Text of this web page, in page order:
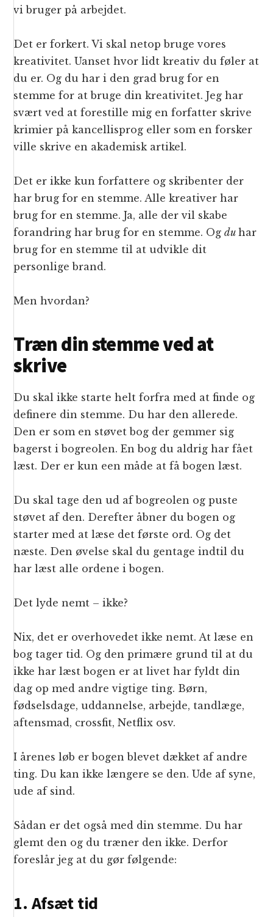
vi bruger på arbejdet.
Det er forkert. Vi skal netop bruge vores
kreativitet. Uanset hvor lidt kreativ du føler at
du er. Og du har i den grad brug for en
stemme for at bruge din kreativitet. Jeg har
svært ved at forestille mig en forfatter skrive
krimier på kancellisprog eller som en forsker
ville skrive en akademisk artikel.
Det er ikke kun forfattere og skribenter der
har brug for en stemme. Alle kreativer har
brug for en stemme. Ja, alle der vil skabe
forandring har brug for en stemme. Ogduhar
brug for en stemme til at udvikle dit
personlige brand.
Men hvordan?
Træn din stemme ved at
skrive
Du skal ikke starte helt forfra med at finde og
definere din stemme. Du har den allerede.
Den er som en støvet bog der gemmer sig
bagerst i bogreolen. En bog du aldrig har fået
læst. Der er kun een måde at få bogen læst.
Du skal tage den ud af bogreolen og puste
støvet af den. Derefter åbner du bogen og
starter med at læse det første ord. Og det
næste. Den øvelse skal du gentage indtil du
har læst alle ordene i bogen.
Det lyde nemt – ikke?
Nix, det er overhovedet ikke nemt. At læse en
bog tager tid. Og den primære grund til at du
ikke har læst bogen er at livet har fyldt din
dag op med andre vigtige ting. Børn,
fødselsdage, uddannelse, arbejde, tandlæge,
aftensmad, crossfit, Netflix osv.
I årenes løb er bogen blevet dækket af andre
ting. Du kan ikke længere se den. Ude af syne,
ude af sind.
Sådan er det også med din stemme. Du har
glemt den og du træner den ikke. Derfor
foreslår jeg at du gør følgende:
1. Afsæt tid